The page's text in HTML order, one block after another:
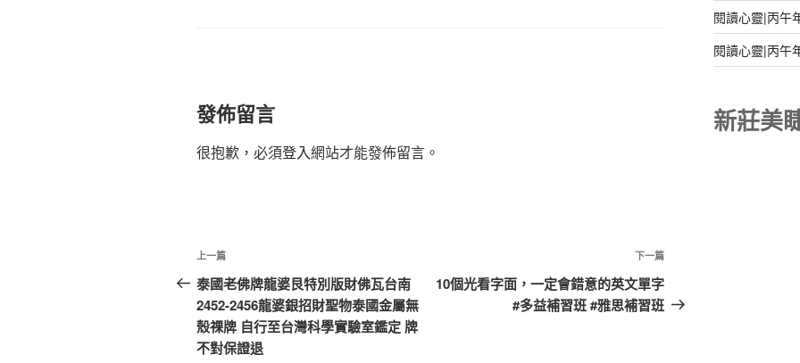
發佈留言
很抱歉，必須登入網站才能發佈留言。
文
章
導
覽
上
一
篇
文
章
上一篇
泰國老佛牌龍婆艮特別版財佛瓦台南
2452-2456龍婆銀招財聖物泰國金屬無
殼祼牌 自行至台灣科學實驗室鑑定 牌
不對保證退
下
一
篇
下一篇
10個光看字面，一定會錯意的英文單字
#多益補習班 #雅思補習班
閱讀心靈|丙午
閱讀心靈|丙午
新莊美